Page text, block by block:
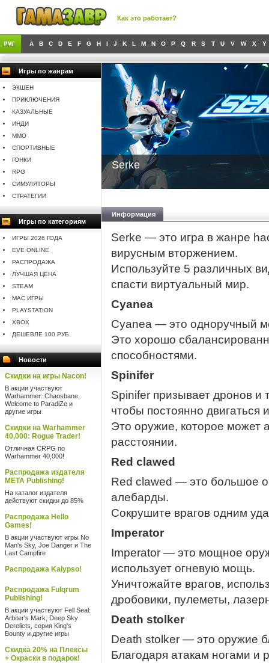
Как это работает?
A B C D E F G H I J K L M N O P Q R S T U V W X Y
Игры по жанрам
ЭКШЕН
ПРИКЛЮЧЕНИЯ
КАЗУАЛЬНЫЕ
ИНДИ
MMO
СПОРТИВНЫЕ
ГОНКИ
RPG
СИМУЛЯТОРЫ
СТРАТЕГИИ
Игры по категориям
ИГРЫ 2026 ГОДА
EVE ONLINE
РАСПРОДАЖА
ЛУЧШАЯ ЦЕНА
STEAM
MAC ИГРЫ
PLAYSTATION
XBOX
ДЕШЕВЛЕ 100 РУБ
Новости
Скидки на игры Nacon!
В акции участвуют
Warhammer: Chaosbane,
Welcome to ParadiZe и
другие игры
Скидки на Warhammer
40,000: Rogue Trader!
Отличная CRPG по
Warhammer 40,000!
Распродажа издателя
META Publishing!
На каталог издателя
действуют скидки до 85%
Распродажа Hello
Games!
В акции участвуют игры No
Man's Sky, Joe Danger и The
Last Campfire
Распродажа Kalypso!
Распродажа Fulqrum
Publishing!
В акции участвуют Fell Seal:
Arbiter's Mark, Deep Sky
Derelicts, серия King's
Bounty и другие игры
Скидка 20% на Плексы
+ Окраски в подарок!
Serke
Информация
Serke — это игра в жанре
вирусным вторжением.
Используйте 5 различных
спасти виртуальный мир.
Cyanea
Cyanea — это одноручный
Это хорошо
способностями.
Spinifer
Spinifer призывает дронов и
чтобы постоянно двигаться
Это оружие, которое может
расстоянии.
Red clawed
Red clawed — это большое
алебарды.
Сокрушите врагов одним
Imperator
Imperator — это мощное
использует огневую мощь.
Уничтожайте врагов,
дробовики, пулеметы,
Death stolker
Death stolker — это оружие
Благодаря атакам ногами